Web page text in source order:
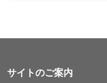
サイトのご案内